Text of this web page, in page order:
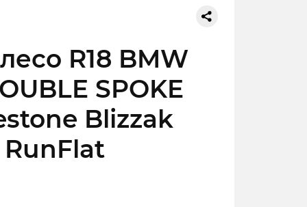
R18 BMW
SPOKE
Blizzak
RunFlat